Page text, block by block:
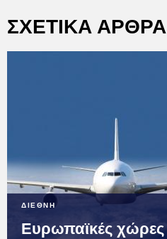
ΣΧΕΤΙΚΑ ΑΡΘΡΑ
ΔΙΕΘΝΗ
Ευρωπαϊκές χώρες